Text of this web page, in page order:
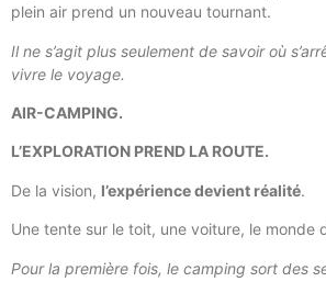
plein air prend un nouveau tournant.
Il ne s’agit plus seulement de savoir où
vivre le voyage.
AIR-CAMPING.
L’EXPLORATION PREND LA ROUTE.
De la vision, l’expérience devient réalité.
Une tente sur le toit, une voiture, le monde
Pour la première fois, le camping sort des